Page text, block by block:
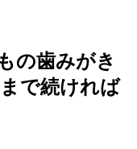
の歯みがき
で続ければ